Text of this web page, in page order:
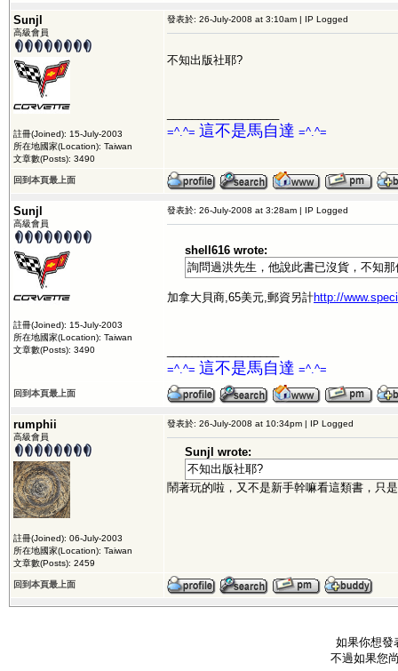
Sunjl
高級會員
註冊(Joined): 15-July-2003
所在地國家(Location): Taiwan
文章數(Posts): 3490
發表於: 26-July-2008 at 3:10am | IP Logged
不知出版社耶?
=^.^= 這不是馬自達 =^.^=
回到本頁最上面
Sunjl
高級會員
註冊(Joined): 15-July-2003
所在地國家(Location): Taiwan
文章數(Posts): 3490
發表於: 26-July-2008 at 3:28am | IP Logged
shell616 wrote:
詢問過洪先生，他說此書已沒貨，不知
加拿大貝商,65美元,郵資另計http://
=^.^= 這不是馬自達 =^.^=
回到本頁最上面
rumphii
高級會員
註冊(Joined): 06-July-2003
所在地國家(Location): Taiwan
文章數(Posts): 2459
發表於: 26-July-2008 at 10:34pm | IP Logged
Sunjl wrote:
不知出版社耶?
鬧著玩的啦，又不是新手幹嘛看這類書，只
回到本頁最上面
如果你想發
不過如果您